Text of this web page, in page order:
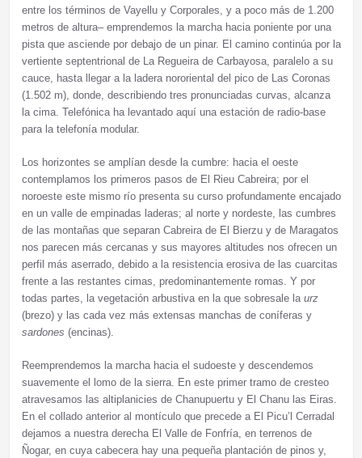
entre los términos de Vayellu y Corporales, y a poco más de 1.200
metros de altura– emprendemos la marcha hacia poniente por una
pista que asciende por debajo de un pinar. El camino continúa por la
vertiente septentrional de La Regueira de Carbayosa, paralelo a su
cauce, hasta llegar a la ladera nororiental del pico de Las Coronas
(1.502 m), donde, describiendo tres pronunciadas curvas, alcanza
la cima. Telefónica ha levantado aquí una estación de radio-base
para la telefonía modular.
Los horizontes se amplían desde la cumbre: hacia el oeste
contemplamos los primeros pasos de El Rieu Cabreira; por el
noroeste este mismo río presenta su curso profundamente encajado
en un valle de empinadas laderas; al norte y nordeste, las cumbres
de las montañas que separan Cabreira de El Bierzu y de Maragatos
nos parecen más cercanas y sus mayores altitudes nos ofrecen un
perfil más aserrado, debido a la resistencia erosiva de las cuarcitas
frente a las restantes cimas, predominantemente romas. Y por
todas partes, la vegetación arbustiva en la que sobresale la urz
(brezo) y las cada vez más extensas manchas de coníferas y
sardones (encinas).
Reemprendemos la marcha hacia el sudoeste y descendemos
suavemente el lomo de la sierra. En este primer tramo de cresteo
atravesamos las altiplanicies de Chanupuertu y El Chanu las Eiras.
En el collado anterior al montículo que precede a El Picu’l Cerradal
dejamos a nuestra derecha El Valle de Fonfría, en terrenos de
Ñogar, en cuya cabecera hay una pequeña plantación de pinos y,